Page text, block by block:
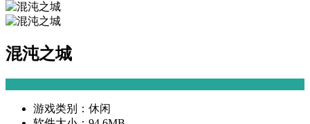
混沌之城
游戏类别： 休闲